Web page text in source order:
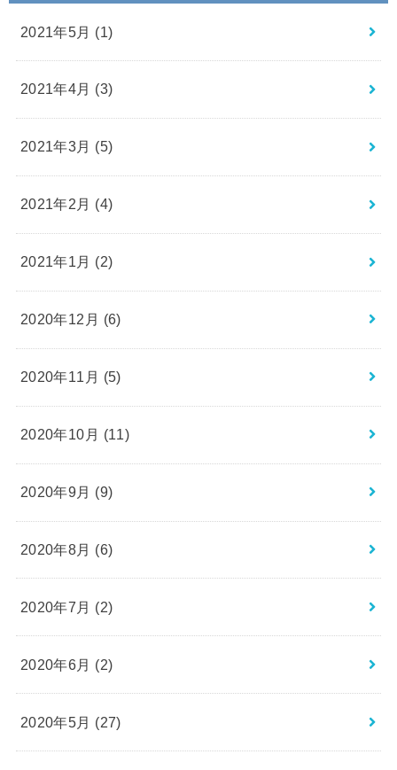
2021年5月 (1)
2021年4月 (3)
2021年3月 (5)
2021年2月 (4)
2021年1月 (2)
2020年12月 (6)
2020年11月 (5)
2020年10月 (11)
2020年9月 (9)
2020年8月 (6)
2020年7月 (2)
2020年6月 (2)
2020年5月 (27)